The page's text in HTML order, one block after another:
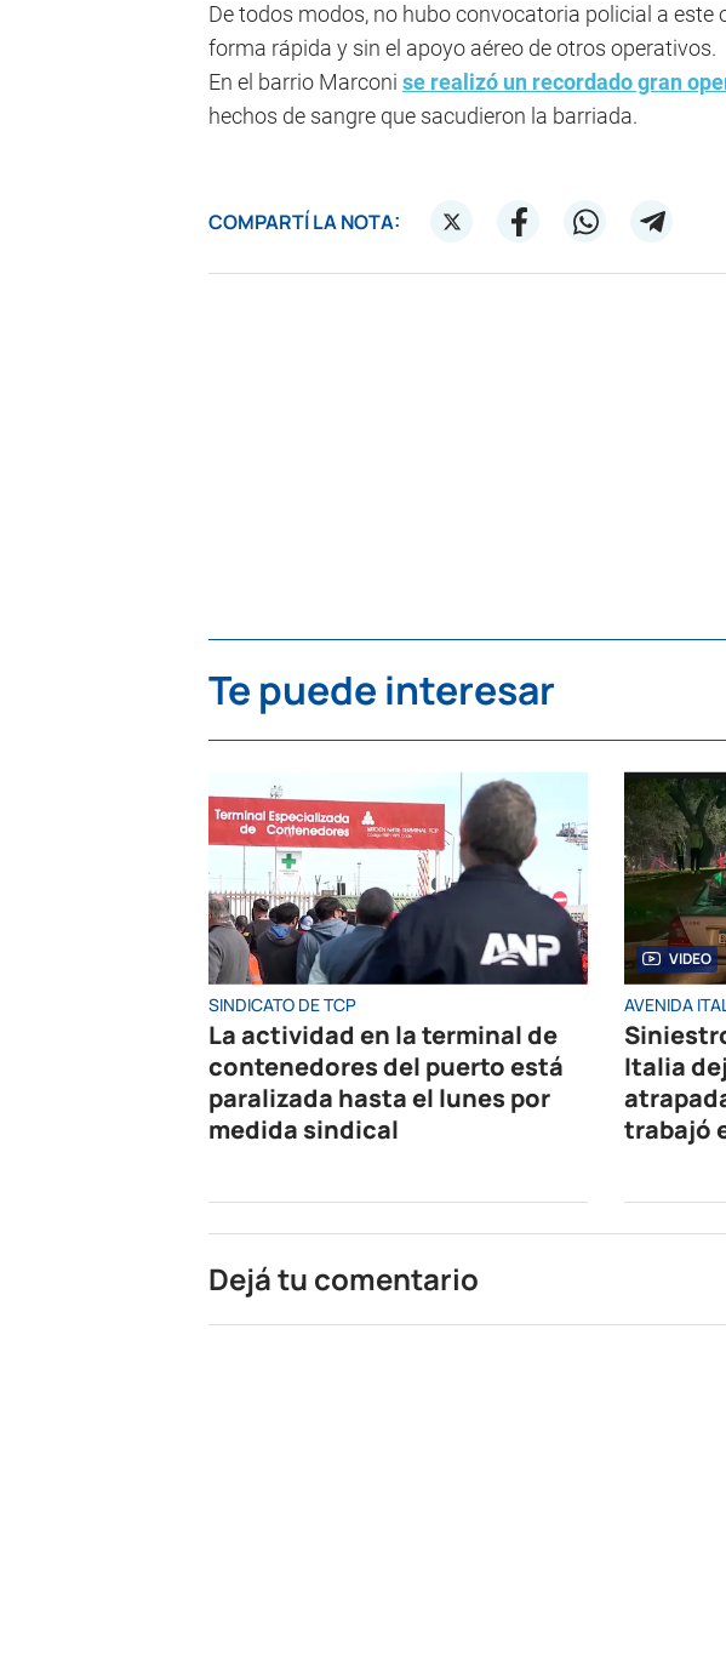
De todos modos, no hubo convocatoria policial a este
forma rápida y sin el apoyo aéreo de otros operativos.
En el barrio Marconi se realizó un recordado gran
hechos de sangre que sacudieron la barriada.
COMPARTÍ LA NOTA:
Te puede interesar
SINDICATO DE TCP
La actividad en la terminal de
contenedores del puerto está
paralizada hasta el lunes por
medida sindical
VIDEO
AVENIDA
Italia
trabajó
Dejá tu comentario